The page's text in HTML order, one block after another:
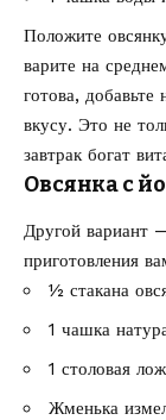
Положите
варите на
готова,
вкусу. Это не
завтрак богат
Овсянка с
Другой вариант
приготовления
½ стакана
1 чашка
1 столовая
Жменька